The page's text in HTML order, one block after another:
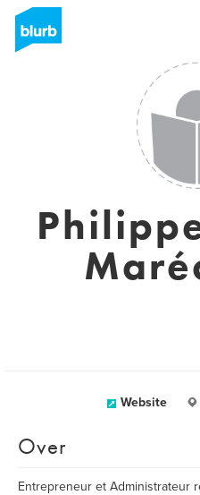
Website
Over
Entrepreneur et Administrateur